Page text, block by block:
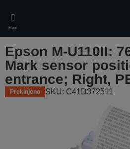
main
content
Meni
Epson M-U110II:
Mark sensor
entrance; Right,
Prekinjeno SKU: C41D372511